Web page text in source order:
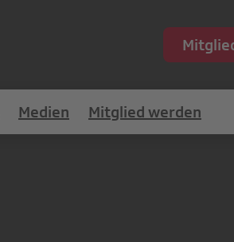
Medien Mitglied werden